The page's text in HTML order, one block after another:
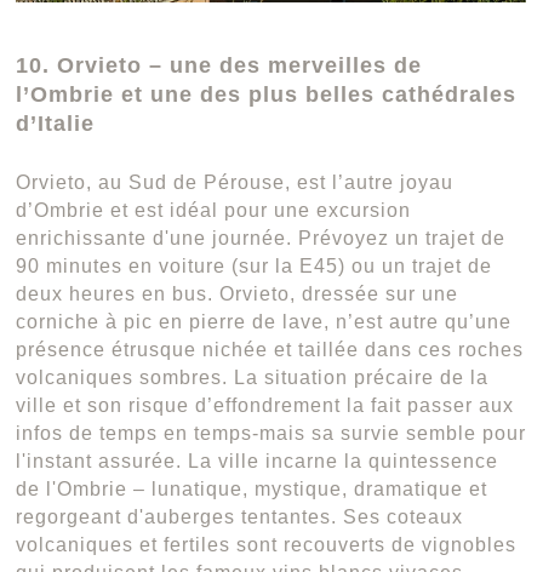
10. Orvieto – une des merveilles de
l’Ombrie et une des plus belles cathédrales
d’Italie
Orvieto, au Sud de Pérouse, est l’autre joyau
d’Ombrie et est idéal pour une excursion
enrichissante d'une journée. Prévoyez un trajet de
90 minutes en voiture (sur la E45) ou un trajet de
deux heures en bus. Orvieto, dressée sur une
corniche à pic en pierre de lave, n’est autre qu’une
présence étrusque nichée et taillée dans ces roches
volcaniques sombres. La situation précaire de la
ville et son risque d’effondrement la fait passer aux
infos de temps en temps-mais sa survie semble pour
l'instant assurée. La ville incarne la quintessence
de l'Ombrie – lunatique, mystique, dramatique et
regorgeant d'auberges tentantes. Ses coteaux
volcaniques et fertiles sont recouverts de vignobles